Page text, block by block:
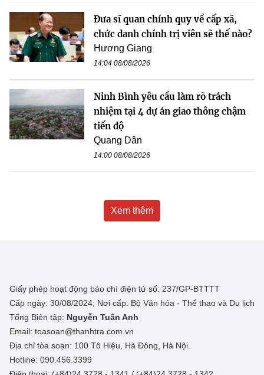
Đưa sĩ quan chính quy về cấp xã,
chức danh chính trị viên sẽ thế nào?
Hương Giang
14:04 08/08/2026
Ninh Bình yêu cầu làm rõ trách
nhiệm tại 4 dự án giao thông chậm
tiến độ
Quang Dân
14:00 08/08/2026
Xem thêm
Giấy phép hoạt động báo chí điện tử số: 237/GP-BTTTT
Cấp ngày: 30/08/2024; Nơi cấp: Bộ Văn hóa - Thể thao và Du lịch
Tổng Biên tập: Nguyễn Tuấn Anh
Email: toasoan@thanhtra.com.vn
Địa chỉ tòa soạn: 100 Tô Hiệu, Hà Đông, Hà Nội.
Hotline: 090.456.3399